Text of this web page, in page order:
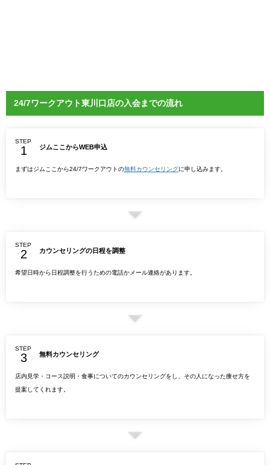
24/7ワークアウト東川口店の入会までの流れ
STEP
ジムここからWEB申込
まずはジムここから24/7ワークアウトの無料カウンセリングに申し込みます。
STEP
カウンセリングの日程を調整
希望日時から日程調整を行うための電話かメール連絡があります。
STEP
無料カウンセリング
店内見学・コース説明・食事についてのカウンセリングをし、その人になった痩せ方を
提案してくれます。